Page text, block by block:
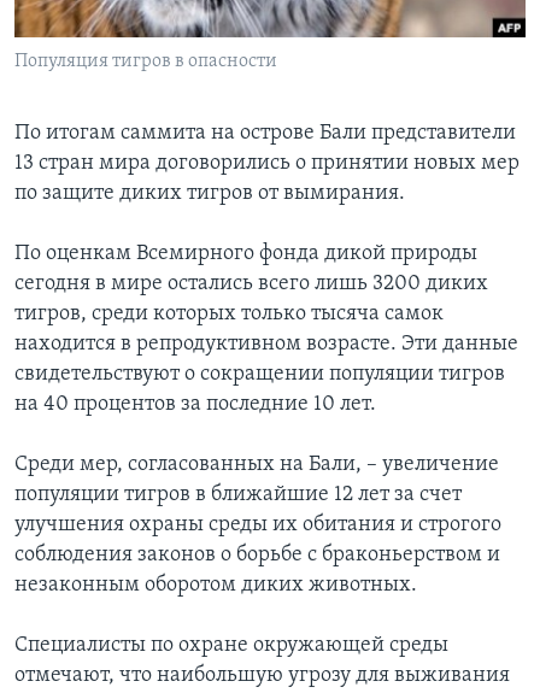
Learning English
Популяция тигров в опасности
По итогам саммита на острове Бали представители
13 стран мира договорились о принятии новых мер
по защите диких тигров от вымирания.
По оценкам Всемирного фонда дикой природы
сегодня в мире остались всего лишь 3200 диких
тигров, среди которых только тысяча самок
находится в репродуктивном возрасте. Эти данные
свидетельствуют о сокращении популяции тигров
на 40 процентов за последние 10 лет.
Среди мер, согласованных на Бали, – увеличение
популяции тигров в ближайшие 12 лет за счет
улучшения охраны среды их обитания и строгого
соблюдения законов о борьбе с браконьерством и
незаконным оборотом диких животных.
Специалисты по охране окружающей среды
отмечают, что наибольшую угрозу для выживания